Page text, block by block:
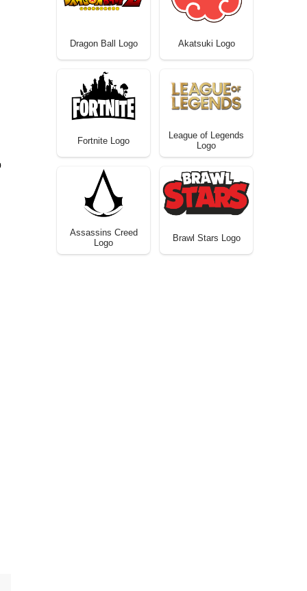
Dragon Ball Logo Akatsuki Logo
Fortnite Logo
League of Legends
Logo
Assassins Creed
Logo
Brawl Stars Logo